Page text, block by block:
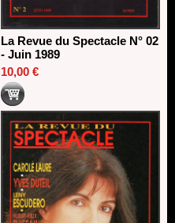
La Revue du Spectacle N° 02
- Juin 1989
10,00 €